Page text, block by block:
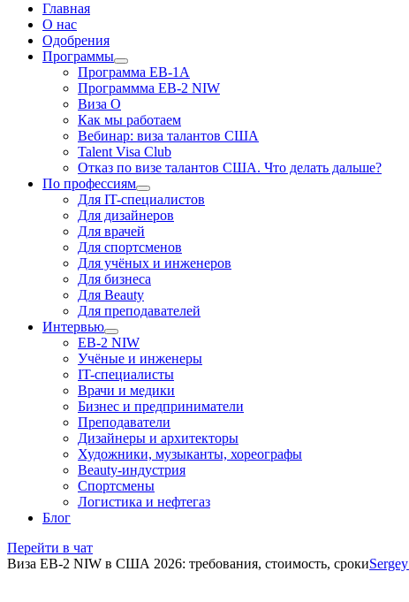
Главная
О нас
Одобрения
Программы
Программа EB-1A
Программма EB-2 NIW
Виза О
Как мы работаем
Вебинар: виза талантов США
Talent Visa Club
Отказ по визе талантов США. Что делать дальше?
По профессиям
Для IT-специалистов
Для дизайнеров
Для врачей
Для спортсменов
Для учёных и инженеров
Для бизнеса
Для Beauty
Для преподавателей
Интервью
EB-2 NIW
Учёные и инженеры
IT-специалисты
Врачи и медики
Бизнес и предприниматели
Преподаватели
Дизайнеры и архитекторы
Художники, музыканты, хореографы
Beauty-индустрия
Спортсмены
Логистика и нефтегаз
Блог
Перейти в чат
Виза EB-2 NIW в США 2026: требования, стоимость, сроки